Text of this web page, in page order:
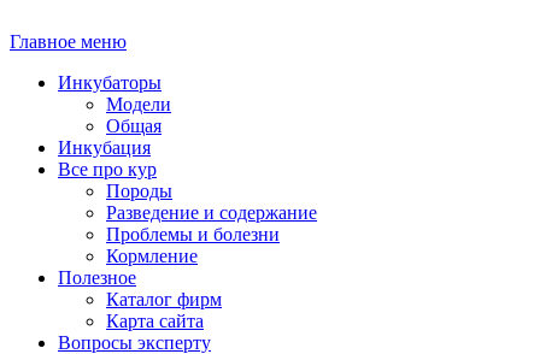
Главное меню
Инкубаторы
Модели
Общая
Инкубация
Все про кур
Породы
Разведение и содержание
Проблемы и болезни
Кормление
Полезное
Каталог фирм
Карта сайта
Вопросы эксперту